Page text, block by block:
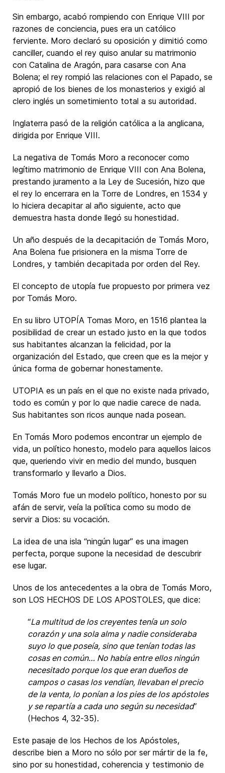
Sin embargo, acabó rompiendo con Enrique VIII por
razones de conciencia, pues era un católico
ferviente. Moro declaró su oposición y dimitió como
canciller, cuando el rey quiso anular su matrimonio
con Catalina de Aragón, para casarse con Ana
Bolena; el rey rompió las relaciones con el Papado, se
apropió de los bienes de los monasterios y exigió al
clero inglés un sometimiento total a su autoridad.
Inglaterra pasó de la religión católica a la anglicana,
dirigida por Enrique VIII.
La negativa de Tomás Moro a reconocer como
legítimo matrimonio de Enrique VIII con Ana Bolena,
prestando juramento a la Ley de Sucesión, hizo que
el rey lo encerrara en la Torre de Londres, en 1534 y
lo hiciera decapitar al año siguiente, acto que
demuestra hasta donde llegó su honestidad.
Un año después de la decapitación de Tomás Moro,
Ana Bolena fue prisionera en la misma Torre de
Londres, y también decapitada por orden del Rey.
El concepto de utopía fue propuesto por primera vez
por Tomás Moro.
En su libro UTOPÍA Tomas Moro, en 1516 plantea la
posibilidad de crear un estado justo en la que todos
sus habitantes alcanzan la felicidad, por la
organización del Estado, que creen que es la mejor y
única forma de gobernar honestamente.
UTOPIA es un país en el que no existe nada privado,
todo es común y por lo que nadie carece de nada.
Sus habitantes son ricos aunque nada posean.
En Tomás Moro podemos encontrar un ejemplo de
vida, un político honesto, modelo para aquellos laicos
que, queriendo vivir en medio del mundo, busquen
transformarlo y llevarlo a Dios.
Tomás Moro fue un modelo político, honesto por su
afán de servir, veía la política como su modo de
servir a Dios: su vocación.
La idea de una isla “ningún lugar” es una imagen
perfecta, porque supone la necesidad de descubrir
ese lugar.
Unos de los antecedentes a la obra de Tomás Moro,
son LOS HECHOS DE LOS APOSTOLES, que dice:
“La multitud de los creyentes tenía un solo
corazón y una sola alma y nadie consideraba
suyo lo que poseía, sino que tenían todas las
cosas en común… No había entre ellos ningún
necesitado porque los que eran dueños de
campos o casas los vendían, llevaban el precio
de la venta, lo ponían a los pies de los apóstoles
y se repartía a cada uno según su necesidad”
(Hechos 4, 32-35).
Este pasaje de los Hechos de los Apóstoles,
describe bien a Moro no sólo por ser mártir de la fe,
sino por su honestidad, coherencia y testimonio de